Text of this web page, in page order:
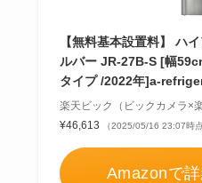
【無料基本設置料】 ハ
ルバー JR-27B-S [幅
タイプ /2022年]a-
楽天ビック（ビックカメラ×楽
¥46,613
（2025/05/16 23:07時
Amazonで